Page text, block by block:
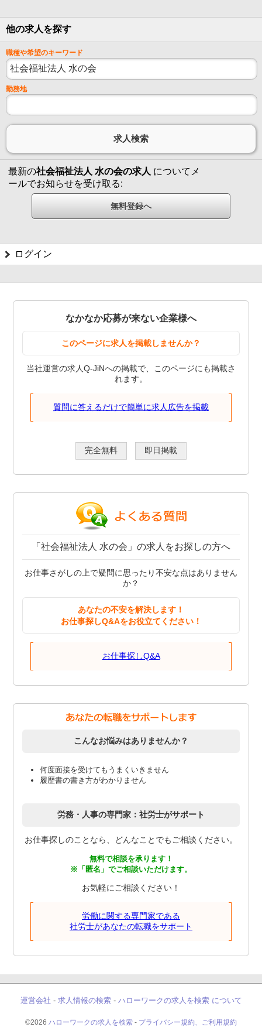
他の求人を探す
職種や希望のキーワード
勤務地
最新の社会福祉法人 水の会の求人 についてメ
ールでお知らせを受け取る:
ログイン
なかなか応募が来ない企業様へ
このページに求人を掲載しませんか？
当社運営の求人Q-JiNへの掲載で、このページにも掲載さ
れます。
質問に答えるだけで簡単に求人広告を掲載
完全無料 即日掲載
「社会福祉法人 水の会」の求人をお探しの方へ
お仕事さがしの上で疑問に思ったり不安な点はありません
か？
あなたの不安を解決します！
お仕事探しQ&Aをお役立てください！
お仕事探しQ&A
こんなお悩みはありませんか？
何度面接を受けてもうまくいきません
履歴書の書き方がわかりません
労務・人事の専門家：社労士がサポート
お仕事探しのことなら、どんなことでもご相談ください。
無料で相談を承ります！
※「匿名」でご相談いただけます。
お気軽にご相談ください！
労働に関する専門家である
社労士があなたの転職をサポート
運営会社 - 求人情報の検索- ハローワークの求人を検索 について
©2026 ハローワークの求人を検索 - プライバシー規約、ご利用規約